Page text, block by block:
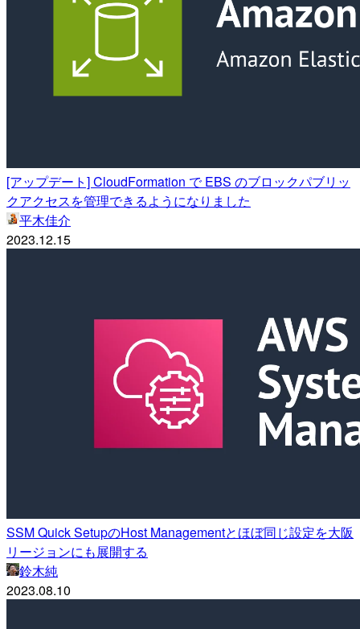
[アップデート] CloudFormation で EBS のブロックパブリッ
クアクセスを管理できるようになりました
平木佳介
2023.12.15
SSM Quick SetupのHost Managementとほぼ同じ設定を大阪
リージョンにも展開する
鈴木純
2023.08.10